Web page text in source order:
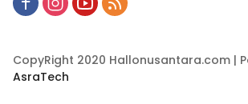
CopyRight 2020 Hallonusantara.com |
AsraTech